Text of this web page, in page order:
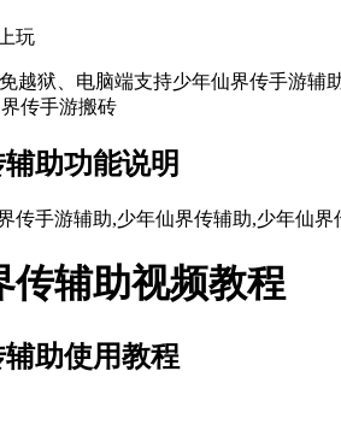
玩
越狱、电脑端支持少年仙界传手游
传手游搬砖
助功能说明
传手游辅助,少年仙界传辅助,少年仙
传辅助视频教程
助使用教程